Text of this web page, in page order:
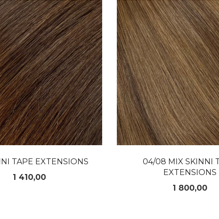
TAPE EXTENSIONS
Pris
1 410,00
04/08 MIX SKINNI
EXTENSIONS
Pris
1 800,00